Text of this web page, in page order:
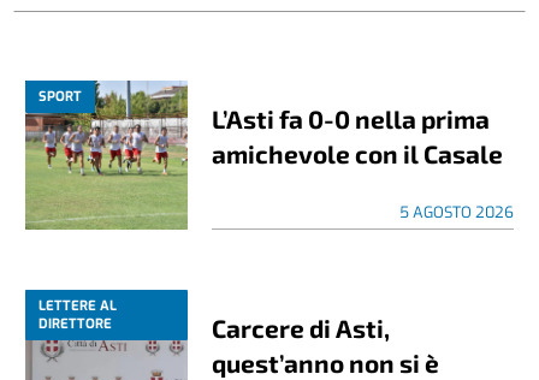
SPORT
L’Asti fa 0-0 nella prima
amichevole con il Casale
5 AGOSTO 2026
LETTERE AL
DIRETTORE
Carcere di Asti,
quest’anno non si è